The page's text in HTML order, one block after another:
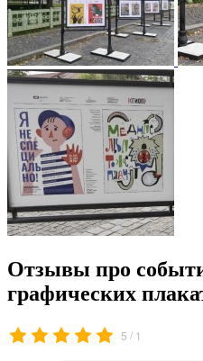
Отзывы про
графических
5 / 1